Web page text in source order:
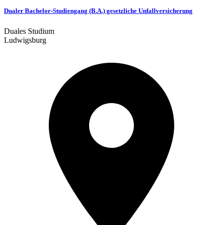
Dualer Bachelor-Studiengang (B.A.) gesetzliche Unfallversicherung
Duales Studium
Ludwigsburg